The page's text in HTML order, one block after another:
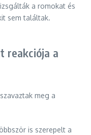
a romokat és
sem találtak.
reakciója a
meg a
is szerepelt a